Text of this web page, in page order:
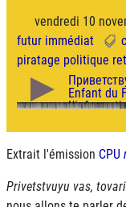
vendredi 10
futur immédiat
piratage politique
Extrait l'émission CPU
Privetstvuyu vas,